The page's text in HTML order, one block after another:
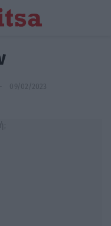
09/02/2023